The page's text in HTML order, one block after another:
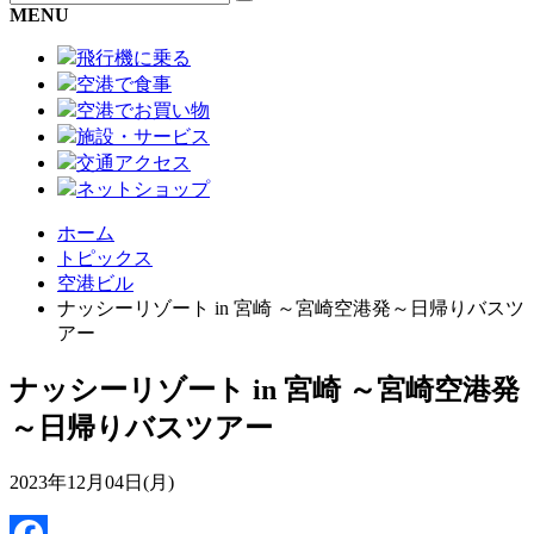
MENU
飛行機に乗る
空港で食事
空港でお買い物
施設・サービス
交通アクセス
ネットショップ
ホーム
トピックス
空港ビル
ナッシーリゾート in 宮崎 ～宮崎空港発～日帰りバスツ
アー
ナッシーリゾート in 宮崎 ～宮崎空港発
～日帰りバスツアー
2023年12月04日(月)